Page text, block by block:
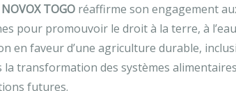
NOVOX TOGO réaffirme son engagement
pour promouvoir le droit à la terre, à
en faveur d’une agriculture durable,
transformation des systèmes
futures.